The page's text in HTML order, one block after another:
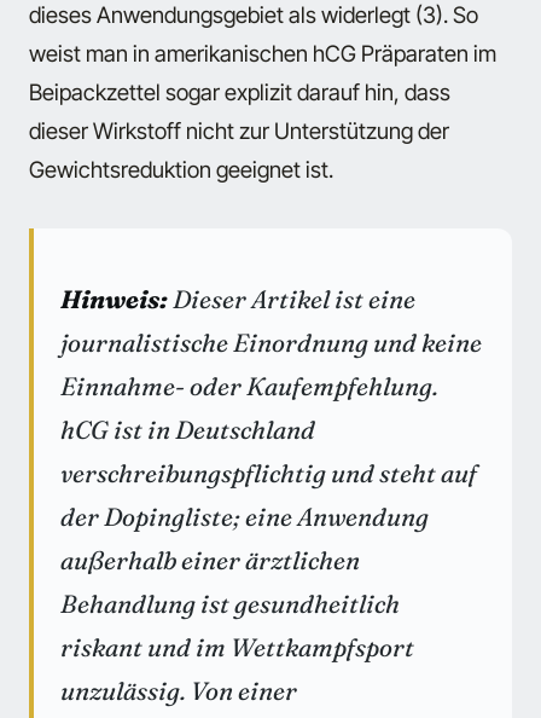
dieses Anwendungsgebiet als widerlegt (3). So
weist man in amerikanischen hCG Präparaten im
Beipackzettel sogar explizit darauf hin, dass
dieser Wirkstoff nicht zur Unterstützung der
Gewichtsreduktion geeignet ist.
Hinweis:Dieser Artikel ist eine
journalistische Einordnung und keine
Einnahme- oder Kaufempfehlung.
hCG ist in Deutschland
verschreibungspflichtig und steht auf
der Dopingliste; eine Anwendung
außerhalb einer ärztlichen
Behandlung ist gesundheitlich
riskant und im Wettkampfsport
unzulässig. Von einer